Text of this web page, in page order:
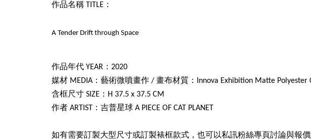
作品名稱 TITLE：
A Tender Drift through Space
作品年代 YEAR：2020
媒材 MEDIA：藝術微噴畫作 / 畫布材質：Innova Exhibition Matte Polyester
含框尺寸 SIZE：H 37.5 x 37.5 CM
作者 ARTIST：吉普星球 A PIECE OF CAT PLANET
如有需要訂製大型尺寸或訂製裱框款式，也可以私訊粉絲專頁討論與報價